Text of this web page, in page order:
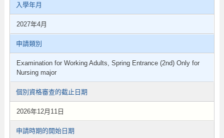
入學年月
2027年4月
申請類別
Examination for Working Adults, Spring Entrance (2nd) Only for
Nursing major
個別資格審查的截止日期
2026年12月11日
申請時期的開始日期